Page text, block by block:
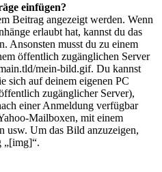
einfügen?
Beitrag angezeigt werden. Wenn
erlaubt hat, kannst du das
Ansonsten musst du zu einem
öffentlich zugänglichen Server
mein-bild.gif. Du kannst
sich auf deinem eigenen PC
zugänglicher Server),
einer Anmeldung verfügbar
Mailboxen, mit einem
usw. Um das Bild anzuzeigen,
„[img]“.